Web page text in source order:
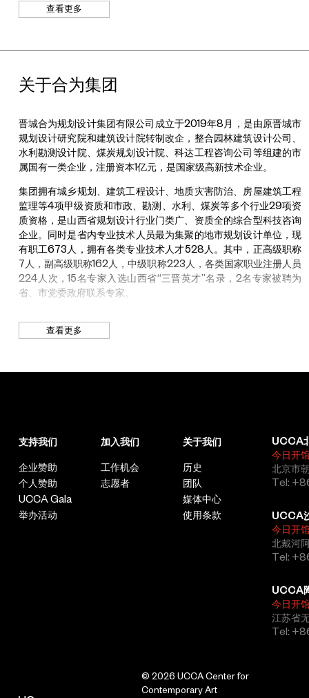
影响力人物"。2026年，他荣获美国建筑师学会（FAIA）荣誉院
罗·沙里宁建筑设计客座教授。
刘畅
导演、策展人、阿那亚戏剧节艺术策划、“候鸟300”发起人兼艺术
总监、敦煌当代美术馆副馆长
他擅于用戏剧的表现手法和观念串联多元化的艺术形态，赋予空
间、场域更丰富的生命力。在导演当代戏剧演出的基础上跨领域融
合多种艺术媒介，打造国际化艺术交流平台，激发艺术的更多可能
性，以独特的角度与观念探讨深层的价值追求。
2025年，他联合发起并担任总策划，推动“敦煌当代字库”的构
建，并策划敦煌当代美术馆年度大展“登临出世界”。2024年，他
导演改编剧《4：48精神崩溃》，通过声场交互装置实现观演关系
宝丽来肖像项目《当我独自面对》，并推出黄湘丽个展“笨拙生
三部曲》。 2021年参与首届阿那亚戏剧节以来，刘畅连续四年担
镇戏剧节《从清晨到午夜》。
由刘畅担任艺术总监的黑猫剧团，自2016年起，已有其导演的15部
作品进行全球巡演，并受邀参加国内外如阿维尼翁、圣彼得堡和柏
林等顶级戏剧节。
1986年生于山西，硕士毕业于中央美术学院实验艺术学院。崔小
清以中国传统剪纸艺术形式为创作媒介，呈现当代性的表达，作品
关注中国城市化进程中人在其中的角色变迁，以传统的语言讲述当
其参与的群展还包括“點戏壹本”（南池子美术馆，北京，
2025）；“蛇灵蛇现——奇妙的民艺世界”（长沙芒果美术馆，长
国、讴歌人民、讴歌英雄，更好满足人民群众精神文化需求。
2014年以来，精品剧目《蝴蝶杯》《太行娘亲》《郝经》《申纪
《太行娘亲》《大汉母子》入选国家艺术基金大型舞台剧和作品创
《太行娘亲》《沁岭花开》入选国家舞台艺术精品创作扶持工程全
国舞台艺术重点创作剧目。2019年以来，上党梆子《太行娘亲》
来，精品剧目《太行娘亲》《申纪兰》连续两届荣获山西省精神文
明建设“五个一工程”优秀作品奖。2024以来，精品剧目《大汉母
子》入选文化和旅游部“2023-2025舞台艺术创作行动计划”、山
西省艺术基金舞台艺术作品创作生产资助项目。2025年以来，精
项目。连续两年受邀参加2017、2018新年戏曲晚会，在国家大剧
院为习近平总书记等党和国家领导人演出。此外，还受邀参加国家
大剧院夏季演出季、第二十届和第二十四届中国上海国际艺术节、
第十二届中国艺术节、2020年和2025年戏曲百戏（昆山）盛典
等重大文化交流演出。常年活跃在上党大地“送戏下乡”，每年演出
300余场次，受益观众100余万人，被誉为“上党梆子第一团”。
查看更多
关于合为集团
晋城合为规划设计集团有限公司成立于2019年8月，是由原晋城市
规划设计研究院和建筑设计院转制改企，整合园林建筑设计公司、
水利勘测设计院、煤炭规划设计院、科达工程咨询公司等组建的市
属国有一类企业，注册资本1亿元，是国家级高新技术企业。
集团拥有城乡规划、建筑工程设计、地质灾害防治、房屋建筑工程
监理等4项甲级资质和市政、勘测、水利、煤炭等多个行业29项资
质资格，是山西省规划设计行业门类广、资质全的综合型科技咨询
企业。同时是省内专业技术人员最为集聚的地市规划设计单位，现
有职工673人，拥有各类专业技术人才528人。其中，正高级职称
7人，副高级职称162人，中级职称223人，各类国家职业注册人员
224人次，15名专家入选山西省“三晋英才”名录，2名专家被聘为
省、市党委政府联系专家。
联动、全链条带动的技术长板和集群优势，全力打造受人尊敬的高
河沿线治理示范带、环城水系清水复流工程、城乡融合发展规划暨
截至目前累计接待中外游客20多万人次。业务范围辐射全国，遍
及江苏、新疆，太原、大同、长治、朔州、晋中等省内外多个城
市。技术实力行业领先，在BIM设计、海绵设计、绿建、AI等最新
技术运用上领先同行业，先后荣获国土空间规划优秀成果特等奖、
建筑设计行业优秀建筑设计一等奖、工程勘察设计一类QC奖等各
类省级以上行业荣誉70余项，获取专利及软件著作权47项，在设
计理念、技术含金量、申报获奖率等方面均属于省内行业领先水
平，赢得良好市场口碑。发挥行业“智囊团”作用，汇聚132位国内
外知名专家及咨询机构，形成覆盖国土空间规划、建筑设计、风景
绿地系统、公共文化等多项课题研究，为城乡建设提供战略性、前
瞻性的技术解决方案。对外合作成果丰硕，先后与杭州市规划设计
院、北京城建设计集团、上海华建集团现代院、同济大学规划院、
中冶天工、中铁七局、中建二局、中材地质等35家行业龙头和4家
值效益在全省名列前茅，达到国内行业先进水平。
查看更多
支持我们
企业赞助
个人赞助
UCCA Gala
举办活动
加入我们
工作机会
志愿者
关于我们
历史
团队
媒体中心
使用条款
UCCA
今日开
北京市
Tel:
UCCA
今日开
北戴河
Tel:
UCCA
今日开
江苏省
Tel:
© 2026 UCCA Center for
Contemporary Art